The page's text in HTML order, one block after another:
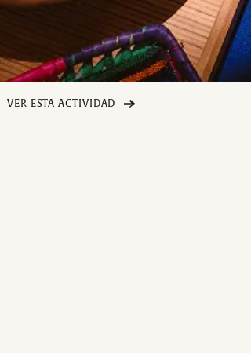
VER ESTA ACTIVIDAD